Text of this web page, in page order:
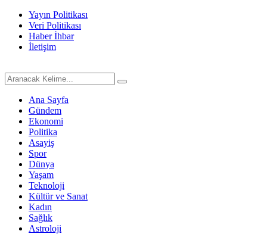
Yayın Politikası
Veri Politikası
Haber İhbar
İletişim
Ana Sayfa
Gündem
Ekonomi
Politika
Asayiş
Spor
Dünya
Yaşam
Teknoloji
Kültür ve Sanat
Kadın
Sağlık
Astroloji